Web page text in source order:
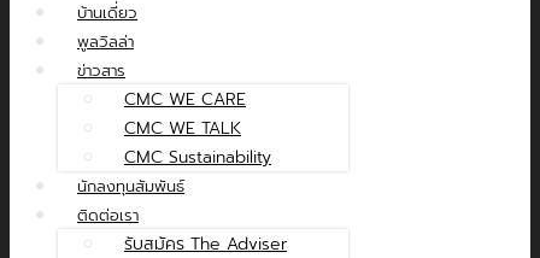
บ้านเดี่ยว
พูลวิลล่า
ข่าวสาร
CMC WE CARE
CMC WE TALK
CMC Sustainability
นักลงทุนสัมพันธ์
ติดต่อเรา
รับสมัคร The Adviser